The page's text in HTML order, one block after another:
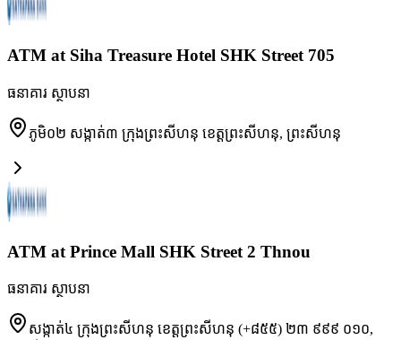
ATM at Siha Treasure Hotel SHK Street 705
ធនាគារ ស្ថាបនា
ភូមិ០២ សង្កាត់៣ ក្រុងព្រះសីហនុ ខេត្តព្រះសីហនុ, ព្រះសីហនុ
ATM at Prince Mall SHK Street 2 Thnou
ធនាគារ ស្ថាបនា
សង្កាត់៤ ក្រុងព្រះសីហនុ ខេត្តព្រះសីហនុ (+៨៥៥) ២៣ ៩៩៩ ០១០,